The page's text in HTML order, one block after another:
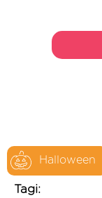
Halloween
Tagi: